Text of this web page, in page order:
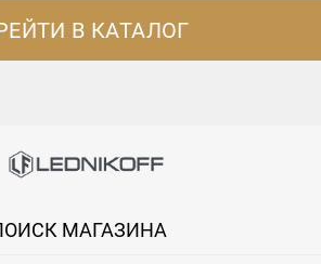
В КАТАЛОГ
МАГАЗИНА